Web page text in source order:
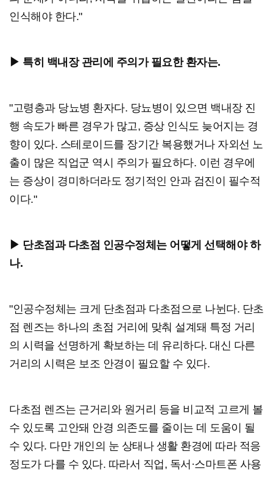
인식해야 한다."
▶ 특히 백내장 관리에 주의가 필요한 환자는.
"고령층과 당뇨병 환자다. 당뇨병이 있으면 백내장 진
행 속도가 빠른 경우가 많고, 증상 인식도 늦어지는 경
향이 있다. 스테로이드를 장기간 복용했거나 자외선 노
출이 많은 직업군 역시 주의가 필요하다. 이런 경우에
는 증상이 경미하더라도 정기적인 안과 검진이 필수적
이다."
▶ 단초점과 다초점 인공수정체는 어떻게 선택해야 하
나.
"인공수정체는 크게 단초점과 다초점으로 나뉜다. 단초
점 렌즈는 하나의 초점 거리에 맞춰 설계돼 특정 거리
의 시력을 선명하게 확보하는 데 유리하다. 대신 다른
거리의 시력은 보조 안경이 필요할 수 있다.
다초점 렌즈는 근거리와 원거리 등을 비교적 고르게 볼
수 있도록 고안돼 안경 의존도를 줄이는 데 도움이 될
수 있다. 다만 개인의 눈 상태나 생활 환경에 따라 적응
정도가 다를 수 있다. 따라서 직업, 독서·스마트폰 사용